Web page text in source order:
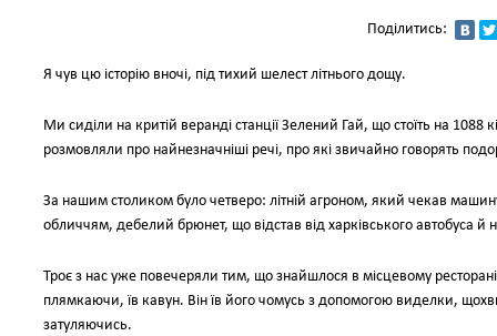
Поділитись:
Я чув цю історію вночі, під тихий шелест літнього дощу.
Ми сиділи на критій веранді станції Зелений Гай, що стоїть на
розмовляли про найнезначніші речі, про які звичайно говорять
За нашим столиком було четверо: літній агроном, який чекав
обличчям, дебелий брюнет, що відстав від харківського автобуса й
Троє з нас уже повечеряли тим, що знайшлося в місцевому
плямкаючи, їв кавун. Він їв його чомусь з допомогою виделки,
затуляючись.